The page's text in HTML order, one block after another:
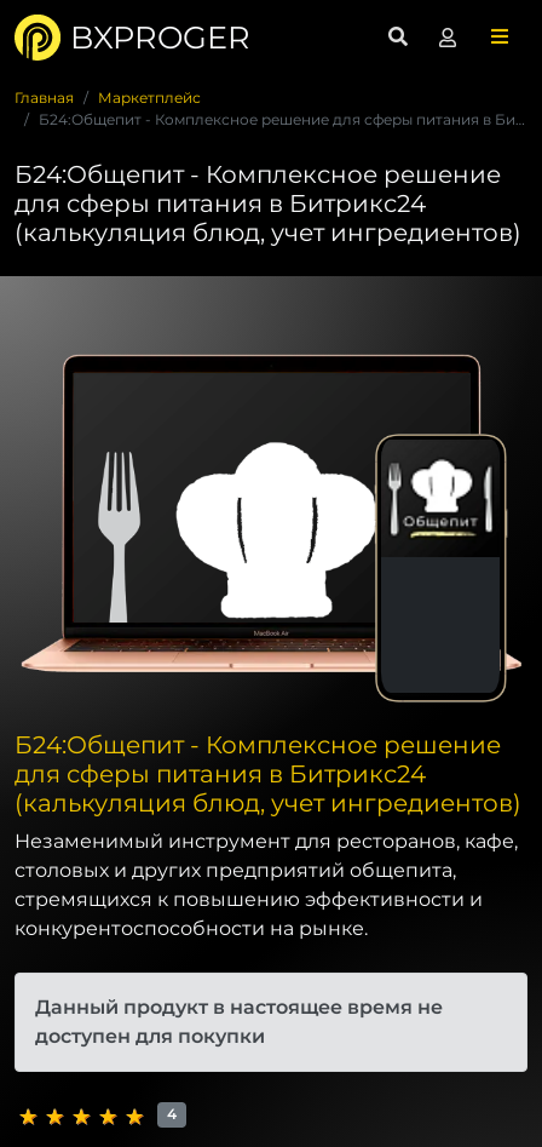
BXPROGER
Главная
Маркетплейс
Б24:Общепит - Комплексное решение для сферы питания в Битрик...
Б24:Общепит - Комплексное решение
для сферы питания в Битрикс24
(калькуляция блюд, учет ингредиентов)
Б24:Общепит - Комплексное решение
для сферы питания в Битрикс24
(калькуляция блюд, учет ингредиентов)
Незаменимый инструмент для ресторанов, кафе,
столовых и других предприятий общепита,
стремящихся к повышению эффективности и
конкурентоспособности на рынке.
Данный продукт в настоящее время не
доступен для покупки
4